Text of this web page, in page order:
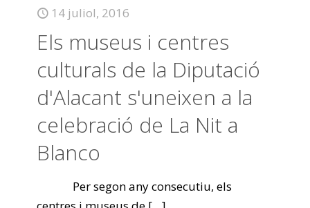
14 juliol, 2016
Els museus i centres
culturals de la Diputació
d'Alacant s'uneixen a la
celebració de La Nit a
Blanco
Per segon any consecutiu, els